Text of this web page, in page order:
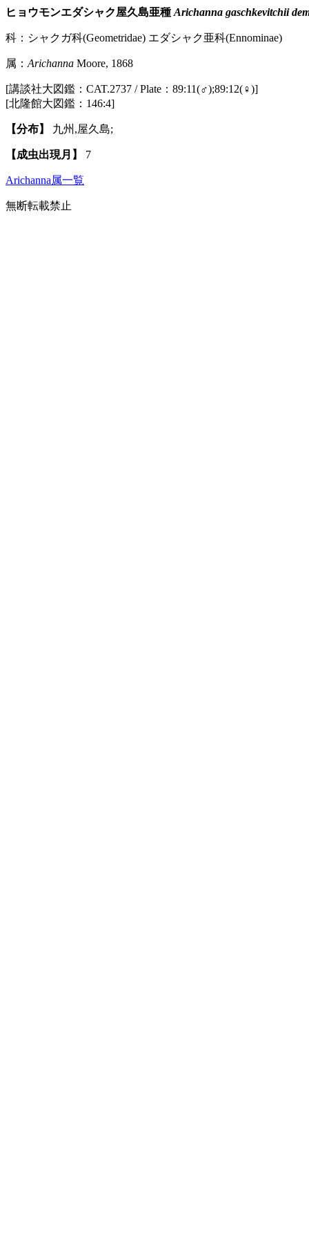
ヒョウモンエダシャク屋久島亜種 Arichanna gaschkevitchii
科：シャクガ科(Geometridae) エダシャク亜科(Ennominae)
属： Arichanna Moore, 1868
[講談社大図鑑：CAT.2737 / Plate：89:11(♂);89:12(♀)]
[北隆館大図鑑：146:4]
【分布】 九州,屋久島;
【成虫出現月】 7
Arichanna属一覧
無断転載禁止